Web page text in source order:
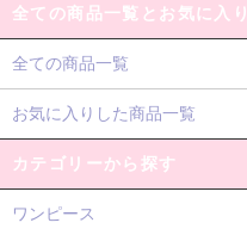
全ての商品一覧とお気に入り
全ての商品一覧
お気に入りした商品一覧
カテゴリーから探す
ワンピース